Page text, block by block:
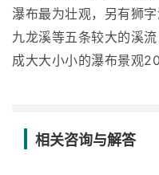
瀑布最为壮观，另有狮
九龙溪等五条较大的溪
成大大小小的瀑布景观
相关咨询与解答